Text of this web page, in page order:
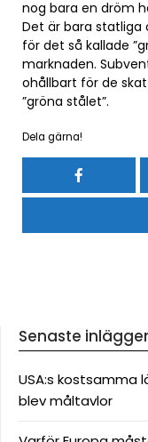
nog bara en dröm
Det är bara statliga
för det så kallade
marknaden.
ohållbart för de
”gröna stålet”.
Dela gärna!
Senaste
USA:s kostsamma
blev måltavlor